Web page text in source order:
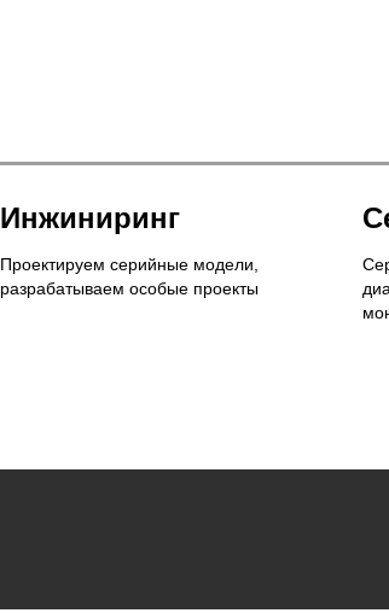
Инжиниринг
Проектируем серийные модели,
разрабатываем особые проекты